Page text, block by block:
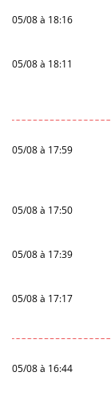
05/08 à 18:16
05/08 à 18:11
05/08 à 17:59
05/08 à 17:50
05/08 à 17:39
05/08 à 17:17
05/08 à 16:44